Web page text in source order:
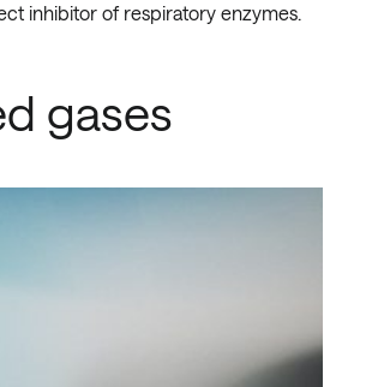
inhibitor of respiratory enzymes.
gases